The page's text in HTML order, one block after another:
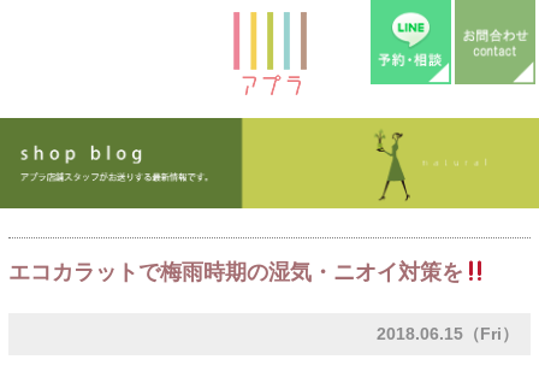
エコカラットで梅雨時期の湿気・ニオイ対策を
2018.06.15（Fri）